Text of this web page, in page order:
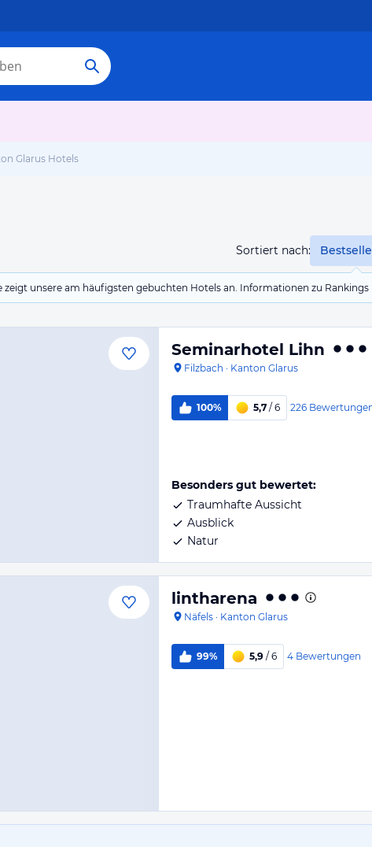
Glarus Hotels
Sortiert nach:
zeigt unsere am häufigsten gebuchten Hotels an. Informationen zu
Seminarhotel Lihn
Filzbach · Kanton Glarus
100% 5,7 / 6 226
Besonders gut bewertet:
Traumhafte Aussicht
Ausblick
Natur
lintharena
Näfels · Kanton Glarus
99% 5,9 / 6 4 Bewertungen